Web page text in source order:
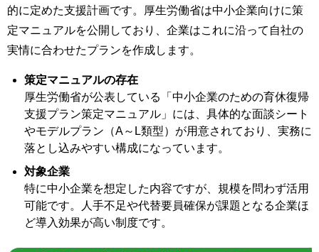
的に定めた支援計画です。厚生労働省は中小企業向けに策
定マニュアルを公開しており、企業はこれに沿って自社の
実情に合わせたプランを作成します。
策定マニュアルの存在
厚生労働省が公表している「中小企業のための育休復帰
支援プラン策定マニュアル」には、具体的な面談シート
やモデルプラン（A～L類型）が用意されており、実務に
落とし込みやすい構成になっています。
対象企業
特に中小企業を想定した内容ですが、規模を問わず活用
可能です。人手不足や代替要員確保が課題となる企業ほ
ど導入効果が高い制度です。